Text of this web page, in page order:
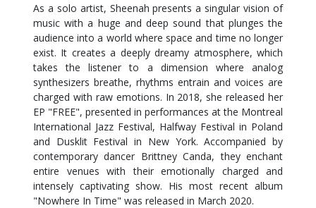
As a solo artist, Sheenah presents a singular vision of
music with a huge and deep sound that plunges the
audience into a world where space and time no longer
exist. It creates a deeply dreamy atmosphere, which
takes the listener to a dimension where analog
synthesizers breathe, rhythms entrain and voices are
charged with raw emotions. In 2018, she released her
EP "FREE", presented in performances at the Montreal
International Jazz Festival, Halfway Festival in Poland
and Dusklit Festival in New York. Accompanied by
contemporary dancer Brittney Canda, they enchant
entire venues with their emotionally charged and
intensely captivating show. His most recent album
"Nowhere In Time" was released in March 2020.